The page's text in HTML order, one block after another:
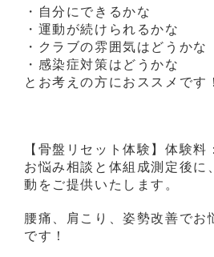
・自分にできるかな
・運動が続けられるかな
・クラブの雰囲気はどうかな
・感染症対策はどうかな
とお考えの方におススメです！
【骨盤リセット体験】体験
お悩み相談と体組成測定後に
動をご提供いたします。
腰痛、肩こり、姿勢改善でお
です！